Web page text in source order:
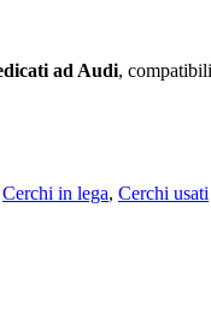
ad Audi,
Cerchi in lega, Cerchi usati